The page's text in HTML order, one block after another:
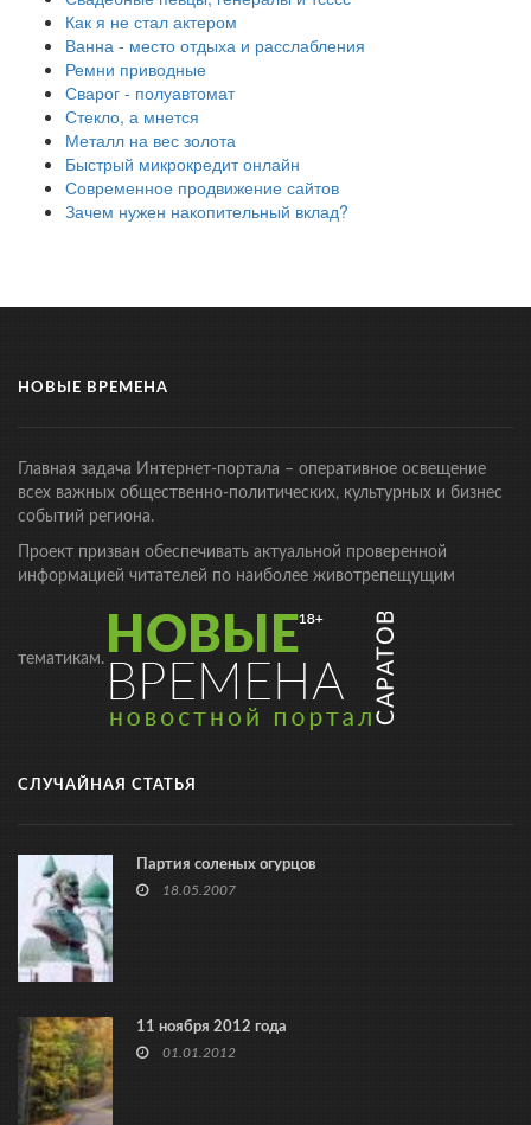
Как я не стал актером
Ванна - место отдыха и расслабления
Ремни приводные
Сварог - полуавтомат
Стекло, а мнется
Металл на вес золота
Быстрый микрокредит онлайн
Современное продвижение сайтов
Зачем нужен накопительный вклад?
НОВЫЕ ВРЕМЕНА
Главная задача Интернет-портала – оперативное освещение
всех важных общественно-политических, культурных и бизнес
событий региона.
Проект призван обеспечивать актуальной проверенной
информацией читателей по наиболее животрепещущим
тематикам.
СЛУЧАЙНАЯ СТАТЬЯ
Партия соленых огурцов
18.05.2007
11 ноября 2012 года
01.01.2012